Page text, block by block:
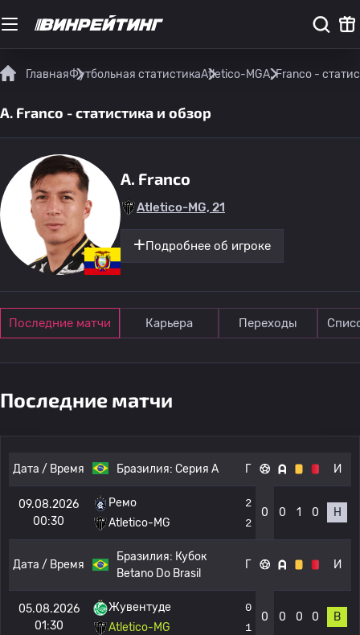
ГлавнаяФутбольная статистикаAtletico-MGA. Franco -
A. Franco - статистика и обзор
A. Franco
Atletico-MG, 21
Подробнее об игроке
Последние матчи Карьера Переходы
Последние матчи
Дата / Время Бразилия: Серия А Г И
09.08.2026
00:30
Ремо
Atletico-MG
2
2
0 0 1 0 Н
Дата / Время
Бразилия: Кубок
Betano Do Brasil
Г И
05.08.2026
01:30
Жувентуде
Atletico-MG
0
1
0 0 0 0 В